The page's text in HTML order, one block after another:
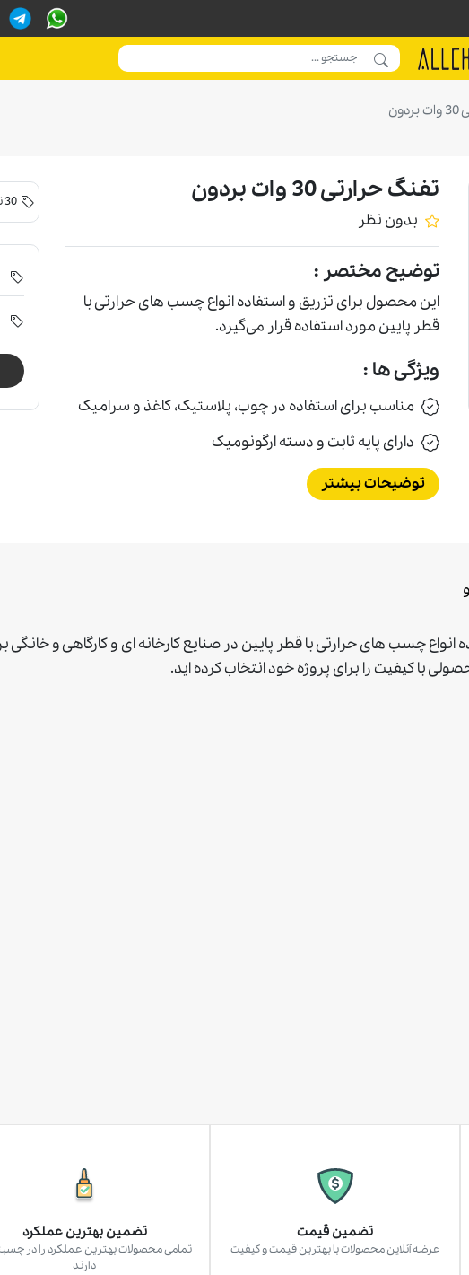
تفنگ حرارتی 30 وات بردون
بدون نظر
توضیح مختصر :
این محصول برای تزریق و استفاده انواع چسب های حرارتی با
قطر پايين مورد استفاده قرار می‌گیرد.
ویژگی ها :
مناسب برای استفاده در چوب، پلاستیک، کاغذ و سرامیک
دارای پایه ثابت و دسته ارگونومیک
توضیحات بیشتر
30 تا 100 کارتن (96,900)
با كيفيت را برای پروژه خود انتخاب كرده ايد.
تضمین قیمت
عرضه آنلاین محصولات با بهترین قیمت و کیفیت
تضمین بهترین عملکرد
تمامی محصولات بهترین عملکرد را در
دارند